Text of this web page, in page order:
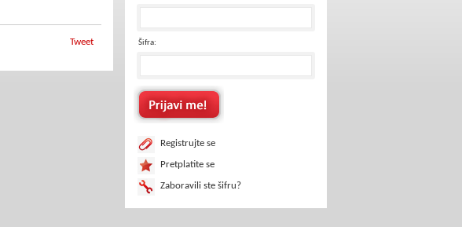
Tweet Šifra:
Registrujte se
Pretplatite se
Zaboravili ste šifru?